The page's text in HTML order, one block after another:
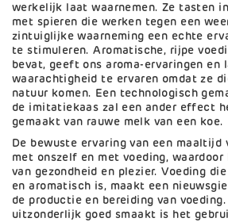
werkelijk laat waarnemen. Ze tasten
met spieren die werken tegen een
zintuiglijke waarneming een echte
te stimuleren. Aromatische, rijpe
bevat, geeft ons aroma-ervaringen en
waarachtigheid te ervaren omdat ze
natuur komen. Een technologisch
de imitatiekaas zal een ander effect
gemaakt van rauwe melk van een koe.
De bewuste ervaring van een
met onszelf en met voeding,
van gezondheid en plezier. Voeding
en aromatisch is, maakt een
de productie en bereiding van
uitzonderlijk goed smaakt is het